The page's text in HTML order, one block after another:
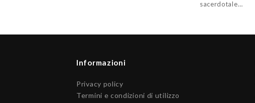
sacerdotale…
Informazioni
Privacy policy
Termini e condizioni di utilizzo